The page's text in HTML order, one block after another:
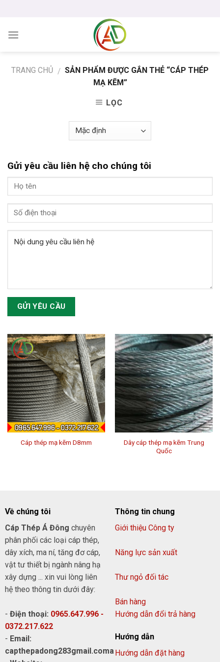
content
TRANG CHỦ / SẢN PHẨM ĐƯỢC GẮN THẺ “CÁP THÉP
MẠ KẼM”
LỌC
Gửi yêu cầu liên hệ cho chúng tôi
Cáp thép mạ kẽm D8mm
Dây cáp thép mạ kẽm Trung
Quốc
Về chúng tôi
Cáp Thép Á Đông chuyên
phân phối các loại cáp thép,
dây xích, ma ní, tăng đơ cáp,
vật tư thiết bị ngành nâng hạ
xây dựng ... xin vui lòng liên
hệ theo thông tin dưới đây:
- Điện thoại: 0965.647.996 -
0372.217.622
- Email:
capthepadong283gmail.coma
Thông tin chung
Giới thiệu Công ty
Năng lực sản xuất
Thư ngỏ đối tác
Bán hàng
Hướng dẫn đổi trả hàng
Hướng dẫn
Hướng dẫn đặt hàng